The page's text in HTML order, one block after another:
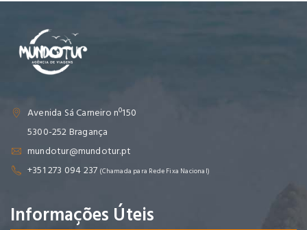
Avenida Sá Carneiro nº150
5300-252 Bragança
mundotur@mundotur.pt
+351 273 094 237 (Chamada para Rede Fixa Nacional)
Informações Úteis